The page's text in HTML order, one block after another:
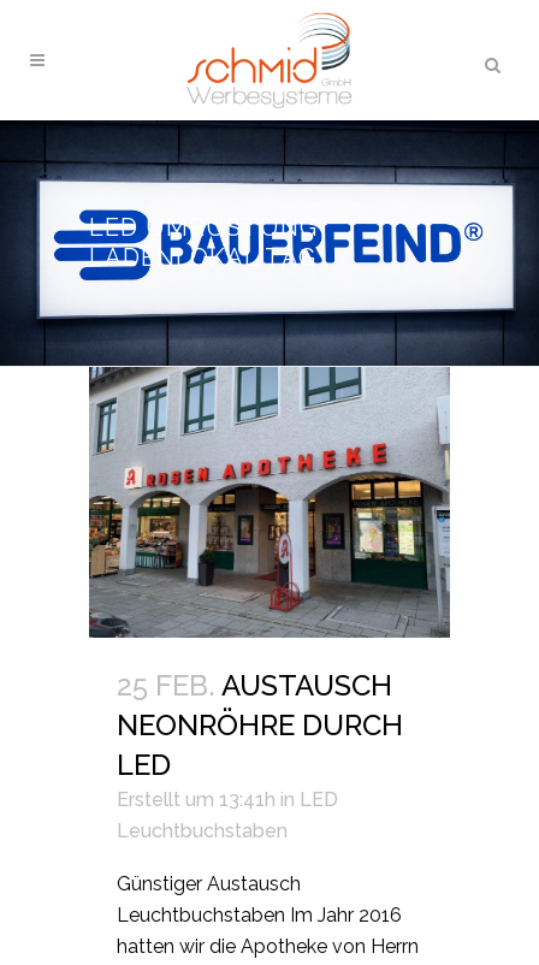
LED UMRÜSTUNG
LADENLOKAL TAG
25 FEB. AUSTAUSCH
NEONRÖHRE DURCH
LED
Erstellt um 13:41h in LED
Leuchtbuchstaben
Günstiger Austausch
Leuchtbuchstaben Im Jahr 2016
hatten wir die Apotheke von Herrn